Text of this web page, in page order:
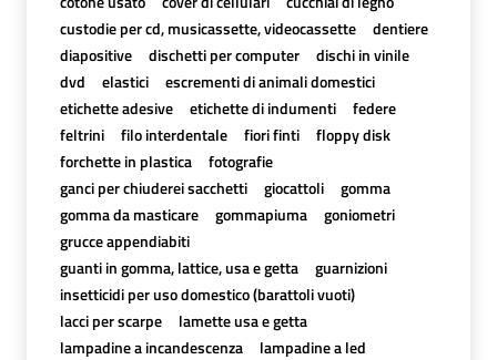
custodie per cd, musicassette, videocassette
dentiere
diapositive
dischetti per computer
dischi in vinile
dvd
elastici
escrementi di animali domestici
etichette adesive
etichette di indumenti
federe
feltrini
filo interdentale fiori finti
floppy disk
forchette in plastica
fotografie
ganci per chiuderei sacchetti
giocattoli
gomma
gomma da masticare
gommapiuma
goniometri
grucce appendiabiti
guanti in gomma, lattice, usa e getta
guarnizioni
insetticidi per uso domestico (barattoli vuoti)
lacci per scarpe
lamette usa e getta
lampadine a incandescenza
lampadine a led